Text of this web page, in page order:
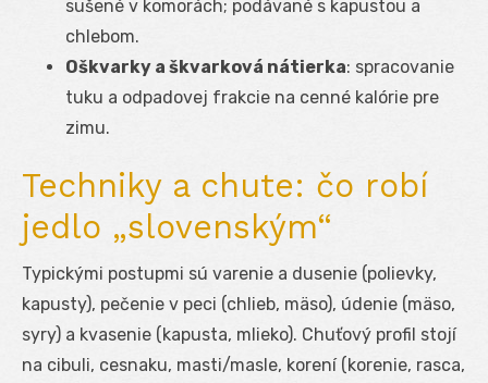
sušené v komorách; podávané s kapustou a
chlebom.
Oškvarky a škvarková nátierka: spracovanie
tuku a odpadovej frakcie na cenné kalórie pre
zimu.
Techniky a chute: čo robí
jedlo „slovenským“
Typickými postupmi sú varenie a dusenie (polievky,
kapusty), pečenie v peci (chlieb, mäso), údenie (mäso,
syry) a kvasenie (kapusta, mlieko). Chuťový profil stojí
na cibuli, cesnaku, masti/masle, korení (korenie, rasca,